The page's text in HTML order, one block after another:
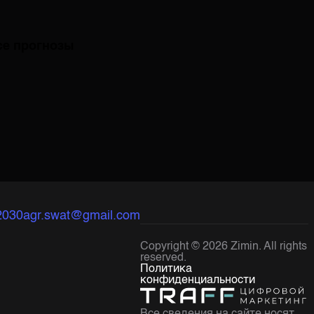
agr.swat@gmail.com
Copyright © 2026 Zimin. All rights
reserved.
Политика
конфиденциальности